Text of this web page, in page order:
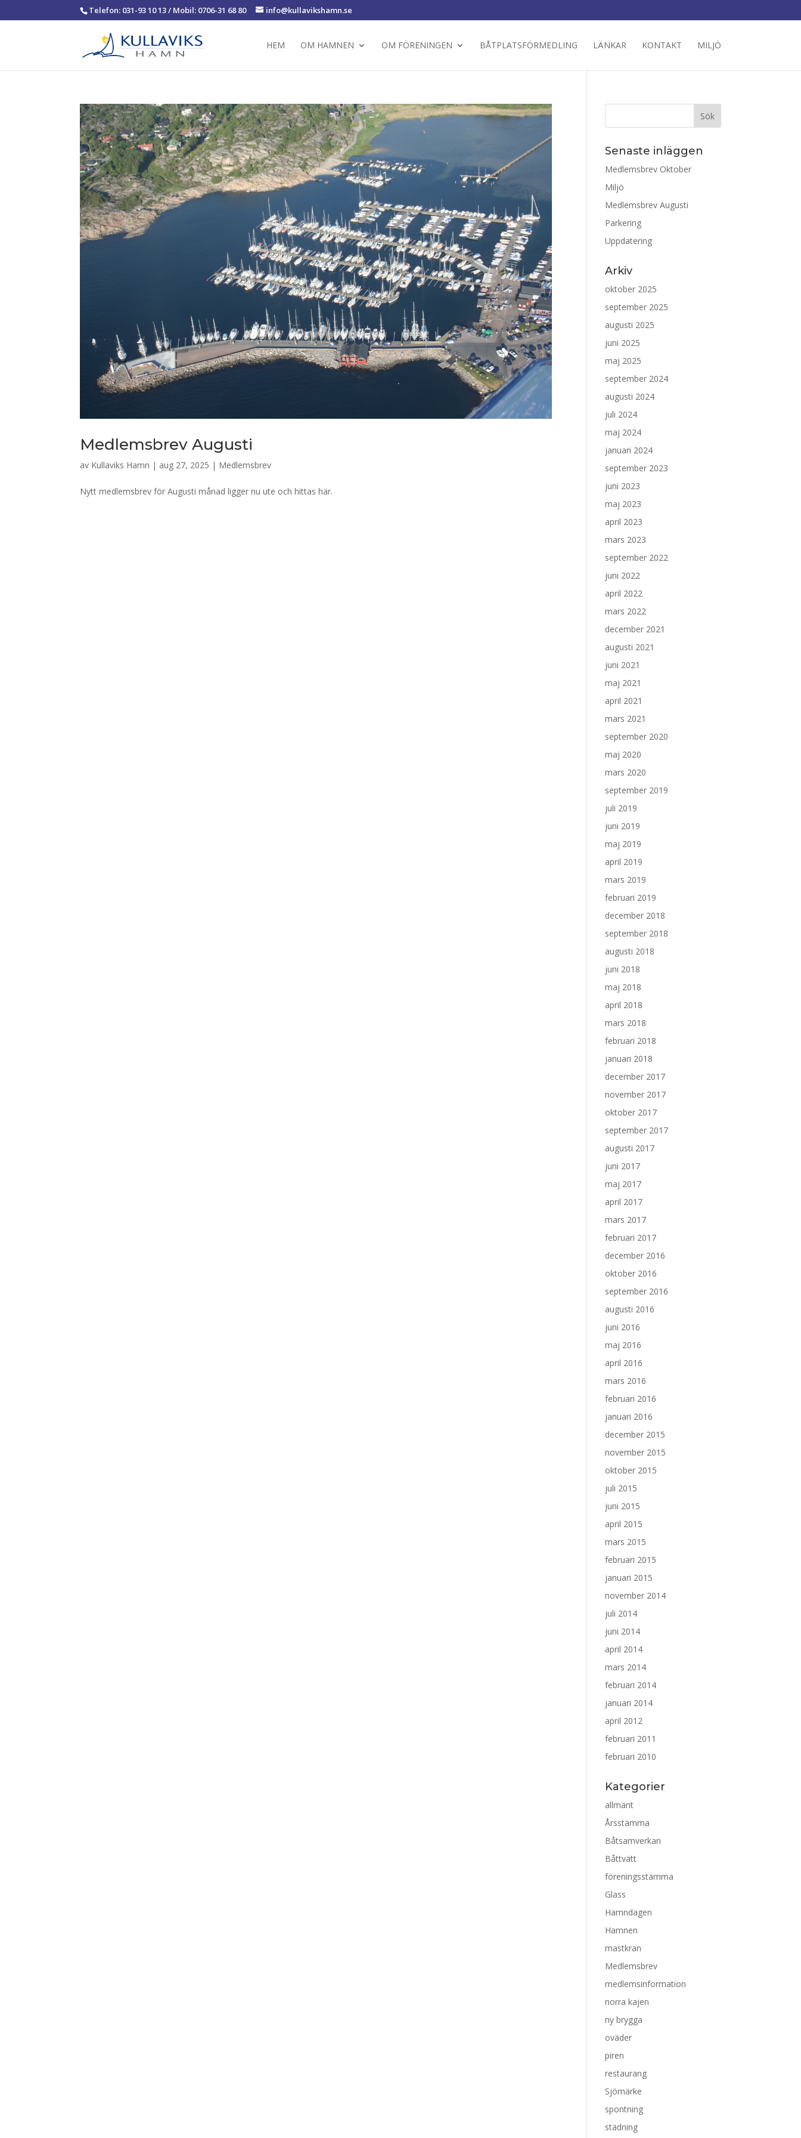
Telefon: 031-93 10 13 / Mobil: 0706-31 68 80 info@kullavikshamn.se
HEM OM HAMNEN OM FÖRENINGEN BÅTPLATSFÖRMEDLING LÄNKAR KONTAKT MILJÖ
Medlemsbrev Augusti
av Kullaviks Hamn | aug 27, 2025 | Medlemsbrev
Nytt medlemsbrev för Augusti månad ligger nu ute och hittas här.
Senaste inläggen
Medlemsbrev Oktober
Miljö
Medlemsbrev Augusti
Parkering
Uppdatering
Arkiv
oktober 2025
september 2025
augusti 2025
juni 2025
maj 2025
september 2024
augusti 2024
juli 2024
maj 2024
januari 2024
september 2023
juni 2023
maj 2023
april 2023
mars 2023
september 2022
juni 2022
april 2022
mars 2022
december 2021
augusti 2021
juni 2021
maj 2021
april 2021
mars 2021
september 2020
maj 2020
mars 2020
september 2019
juli 2019
juni 2019
maj 2019
april 2019
mars 2019
februari 2019
december 2018
september 2018
augusti 2018
juni 2018
maj 2018
april 2018
mars 2018
februari 2018
januari 2018
december 2017
november 2017
oktober 2017
september 2017
augusti 2017
juni 2017
maj 2017
april 2017
mars 2017
februari 2017
december 2016
oktober 2016
september 2016
augusti 2016
juni 2016
maj 2016
april 2016
mars 2016
februari 2016
januari 2016
december 2015
november 2015
oktober 2015
juli 2015
juni 2015
april 2015
mars 2015
februari 2015
januari 2015
november 2014
juli 2014
juni 2014
april 2014
mars 2014
februari 2014
januari 2014
april 2012
februari 2011
februari 2010
Kategorier
allmänt
Årsstämma
Båtsamverkan
Båttvätt
föreningsstämma
Glass
Hamndagen
Hamnen
mastkran
Medlemsbrev
medlemsinformation
norra kajen
ny brygga
oväder
piren
restaurang
Sjömärke
spontning
städning